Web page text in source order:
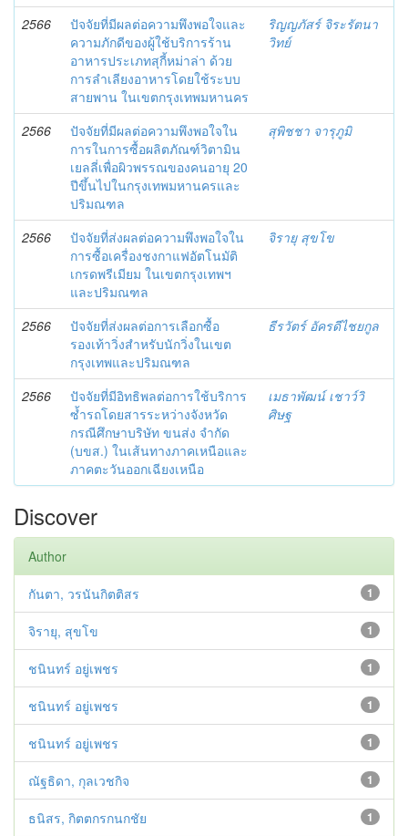
2566
ปัจจัยที่มีผลต่อความพึงพอใจและ
ความภักดีของผู้ใช้บริการร้าน
อาหารประเภทสุกี้หม่าล่า ด้วย
การลำเลียงอาหารโดยใช้ระบบ
สายพาน ในเขตกรุงเทพมหานคร
ริญญภัสร์ จิระรัตนา
วิทย์
2566
ปัจจัยที่มีผลต่อความพึงพอใจใน
การในการซื้อผลิตภัณฑ์วิตามิน
เยลลี่เพื่อผิวพรรณของคนอายุ 20
ปีขึ้นไปในกรุงเทพมหานครและ
ปริมณฑล
สุพิชชา จารุภูมิ
2566
ปัจจัยที่ส่งผลต่อความพึงพอใจใน
การซื้อเครื่องชงกาแฟอัตโนมัติ
เกรดพรีเมียม ในเขตกรุงเทพฯ
และปริมณฑล
จิรายุ สุขโข
2566
ปัจจัยที่ส่งผลต่อการเลือกซื้อ
รองเท้าวิ่งสำหรับนักวิ่งในเขต
กรุงเทพและปริมณฑล
ธีรวัตร์ อัครดีไชยกูล
2566
ปัจจัยที่มีอิทธิพลต่อการใช้บริการ
ซ้ำรถโดยสารระหว่างจังหวัด
กรณีศึกษาบริษัท ขนส่ง จำกัด
(บขส.) ในเส้นทางภาคเหนือและ
ภาคตะวันออกเฉียงเหนือ
เมธาพัฒน์ เชาว์วิ
ศิษฐ
Discover
Author
1
กันตา, วรนันกิตติสร
1
จิรายุ, สุขโข
1
ชนินทร์ อยู่เพชร
1
ชนินทร์ อยู่เพชร
1
ชนินทร์ อยู่เพชร
1
ณัฐธิดา, กุลเวชกิจ
1
ธนิสร, กิตตกรกนกชัย